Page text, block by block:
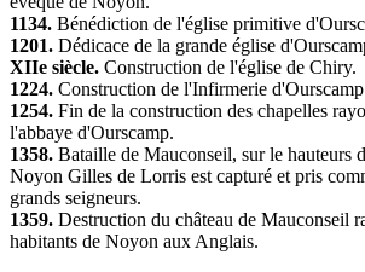
1134. Bénédiction de l'église primitive
1201. Dédicace de la grande église
XIIe siècle. Construction de l'église de Chiry.
1224. Construction de l'Infirmerie
1254. Fin de la construction des chapelles
l'abbaye d'Ourscamp.
1358. Bataille de Mauconseil, sur le hauteurs
Noyon Gilles de Lorris est capturé et pris
grands seigneurs.
1359. Destruction du château de Mauconseil
habitants de Noyon aux Anglais.